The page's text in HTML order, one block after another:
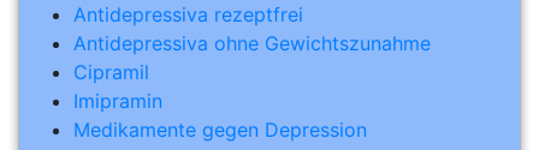
Antidepressiva rezeptfrei
Antidepressiva ohne Gewichtszunahme
Cipramil
Imipramin
Medikamente gegen Depression